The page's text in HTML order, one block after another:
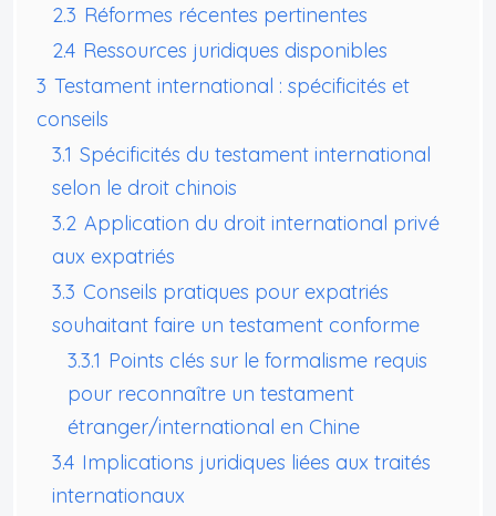
2.3 Réformes récentes pertinentes
2.4 Ressources juridiques disponibles
3 Testament international : spécificités et
conseils
3.1 Spécificités du testament international
selon le droit chinois
3.2 Application du droit international privé
aux expatriés
3.3 Conseils pratiques pour expatriés
souhaitant faire un testament conforme
3.3.1 Points clés sur le formalisme requis
pour reconnaître un testament
étranger/international en Chine
3.4 Implications juridiques liées aux traités
internationaux